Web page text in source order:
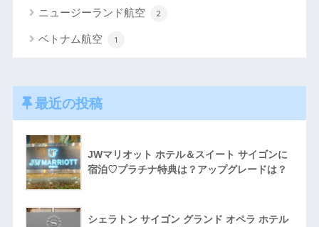
ニュージーランド航空 2
ベトナム航空 1
最近の投稿
JWマリオット ホテル＆スイート サイゴンに
宿泊♡プラチナ特典は？アップグレードは？
シェラトン サイゴン グランド オペラ ホテル